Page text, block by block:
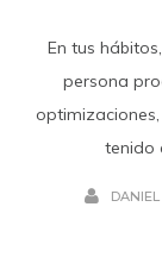
En tus
persona
tenido